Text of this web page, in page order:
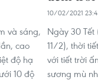
và sáng,
cao
độ hạ
10 độ
10/02/2021
Ngày 30
11/2), thời
với tiết trời
sương mù